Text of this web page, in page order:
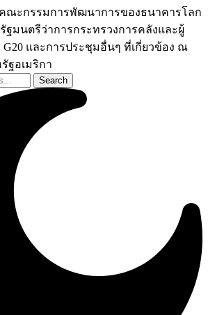
ณะกรรมการพัฒนาการของธนาคารโลก
ฐมนตรีว่าการกระทรวงการคลังและผู้
G20 และการประชุมอื่นๆ ที่เกี่ยวข้อง ณ
ฐอเมริกา